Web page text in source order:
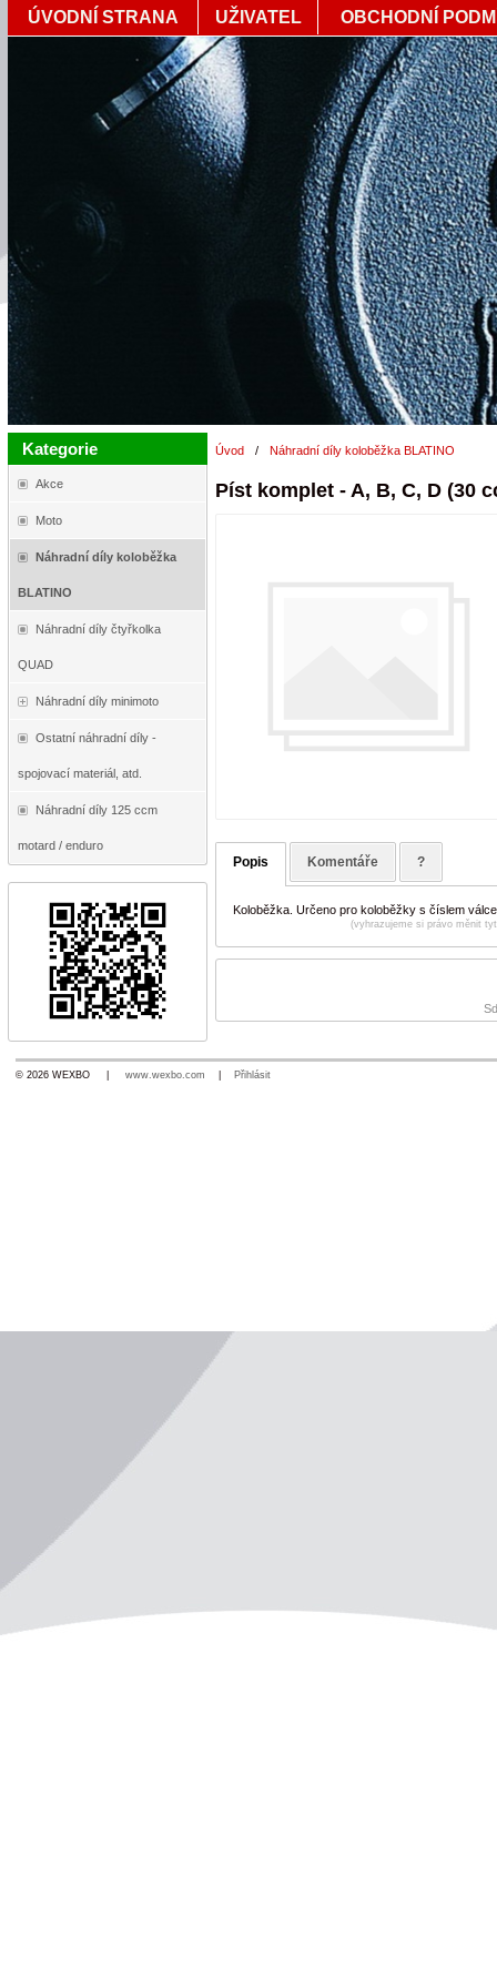
ÚVODNÍ STRANA UŽIVATEL OBCHODNÍ
Kategorie
Akce
Moto
Náhradní díly koloběžka
BLATINO
Náhradní díly čtyřkolka
QUAD
Náhradní díly minimoto
Ostatní náhradní díly -
spojovací materiál, atd.
Náhradní díly 125 ccm
motard / enduro
Úvod / Náhradní díly koloběžka BLATINO
Píst komplet - A, B, C, D (30
Popis Komentáře ?
Koloběžka. Určeno pro koloběžky s číslem
(vyhrazujeme si právo měnit
© 2026 WEXBO | www.wexbo.com Přihlásit